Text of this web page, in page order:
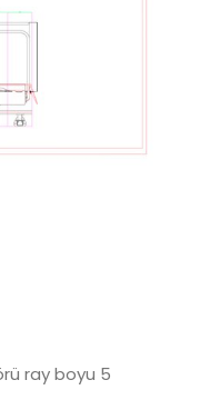
ray boyu 5